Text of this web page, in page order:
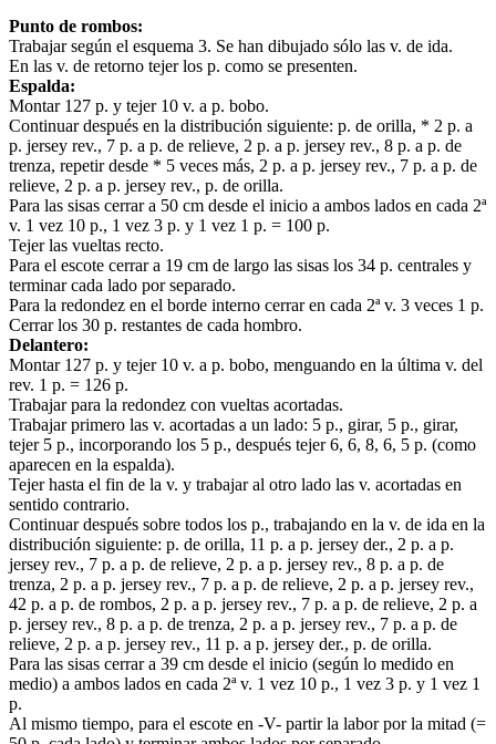
Punto de rombos:
Trabajar según el esquema 3. Se han dibujado sólo las v. de ida.
En las v. de retorno tejer los p. como se presenten.
Espalda:
Montar 127 p. y tejer 10 v. a p. bobo.
Continuar después en la distribución siguiente: p. de orilla, * 2 p. a
p. jersey rev., 7 p. a p. de relieve, 2 p. a p. jersey rev., 8 p. a p. de
trenza, repetir desde * 5 veces más, 2 p. a p. jersey rev., 7 p. a p. de
relieve, 2 p. a p. jersey rev., p. de orilla.
Para las sisas cerrar a 50 cm desde el inicio a ambos lados en cada 2ª
v. 1 vez 10 p., 1 vez 3 p. y 1 vez 1 p. = 100 p.
Tejer las vueltas recto.
Para el escote cerrar a 19 cm de largo las sisas los 34 p. centrales y
terminar cada lado por separado.
Para la redondez en el borde interno cerrar en cada 2ª v. 3 veces 1 p.
Cerrar los 30 p. restantes de cada hombro.
Delantero:
Montar 127 p. y tejer 10 v. a p. bobo, menguando en la última v. del
rev. 1 p. = 126 p.
Trabajar para la redondez con vueltas acortadas.
Trabajar primero las v. acortadas a un lado: 5 p., girar, 5 p., girar,
tejer 5 p., incorporando los 5 p., después tejer 6, 6, 8, 6, 5 p. (como
aparecen en la espalda).
Tejer hasta el fin de la v. y trabajar al otro lado las v. acortadas en
sentido contrario.
Continuar después sobre todos los p., trabajando en la v. de ida en la
distribución siguiente: p. de orilla, 11 p. a p. jersey der., 2 p. a p.
jersey rev., 7 p. a p. de relieve, 2 p. a p. jersey rev., 8 p. a p. de
trenza, 2 p. a p. jersey rev., 7 p. a p. de relieve, 2 p. a p. jersey rev.,
42 p. a p. de rombos, 2 p. a p. jersey rev., 7 p. a p. de relieve, 2 p. a
p. jersey rev., 8 p. a p. de trenza, 2 p. a p. jersey rev., 7 p. a p. de
relieve, 2 p. a p. jersey rev., 11 p. a p. jersey der., p. de orilla.
Para las sisas cerrar a 39 cm desde el inicio (según lo medido en
medio) a ambos lados en cada 2ª v. 1 vez 10 p., 1 vez 3 p. y 1 vez 1
p.
Al mismo tiempo, para el escote en -V- partir la labor por la mitad (=